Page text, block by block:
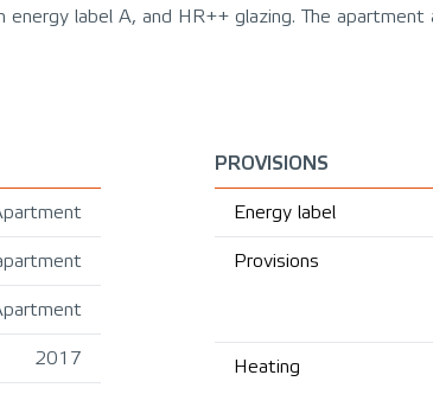
label A, and HR++ glazing. The apartment
2017
PROVISIONS
Energy label
Provisions
Heating